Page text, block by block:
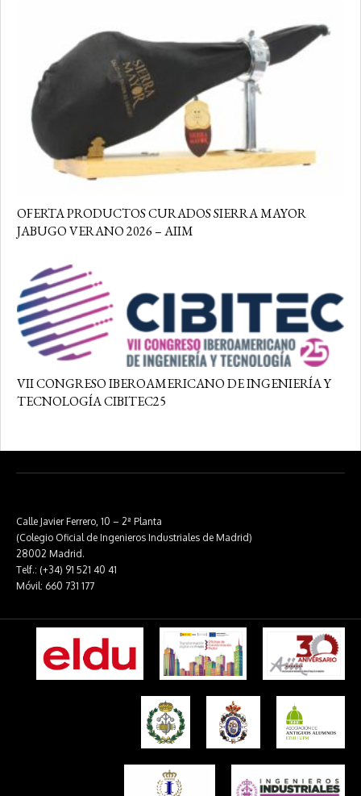
OFERTA PRODUCTOS CURADOS SIERRA MAYOR
JABUGO VERANO 2026 – AIIM
VII CONGRESO IBEROAMERICANO DE INGENIERÍA Y
TECNOLOGÍA CIBITEC25
Calle Javier Ferrero, 10 – 2ª Planta
(Colegio Oficial de Ingenieros Industriales de Madrid)
28002 Madrid.
Telf.: (+34) 91 521 40 41
Móvil: 660 731 177